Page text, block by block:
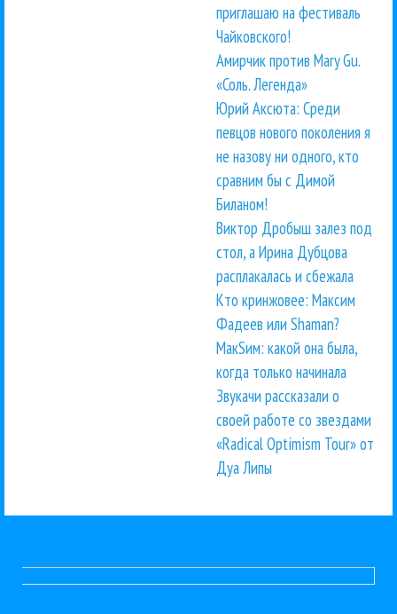
приглашаю на фестиваль
Чайковского!
Амирчик против Mary Gu.
«Соль. Легенда»
Юрий Аксюта: Среди
певцов нового поколения я
не назову ни одного, кто
сравним бы с Димой
Биланом!
Виктор Дробыш залез под
стол, а Ирина Дубцова
расплакалась и сбежала
Кто кринжовее: Максим
Фадеев или Shaman?
МакSим: какой она была,
когда только начинала
Звукачи рассказали о
своей работе со звездами
«Radical Optimism Tour» от
Дуа Липы